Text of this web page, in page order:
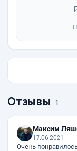
Отзывы · 1
Максим
17.06.2021
Очень